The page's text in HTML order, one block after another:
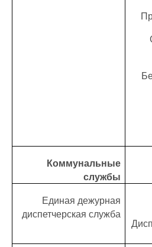
Коммунальные
службы
Единая дежурная
диспетчерская служба